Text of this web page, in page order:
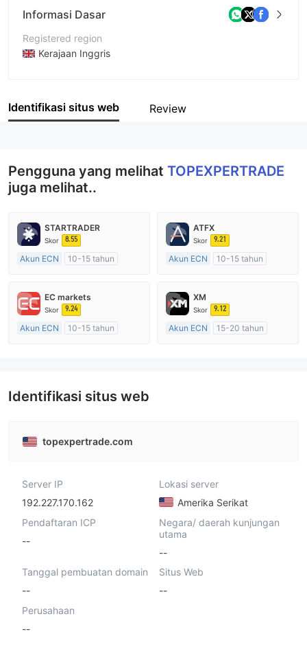
Informasi Dasar
Registered region
Kerajaan Inggris
Nama perusahaan
Identifikasi situs web Review
Pengguna yang melihat TOPEXPERTRADE
juga melihat..
STARTRADER
Skor 8.55
Akun ECN
10-15 tahun
Market Maker (MM)
Lisensi Penuh MT4
ATFX
Skor 9.21
Akun ECN
10-15 tahun
Market Maker (MM)
Lisensi Penuh MT4
EC markets
Skor 9.24
Akun ECN
10-15 tahun
XM
Skor 9.12
Akun ECN
15-20 tahun
Identifikasi situs web
topexpertrade.com
Server IP
192.227.170.162
Lokasi server
Amerika Serikat
Pendaftaran ICP
--
Negara/ daerah kunjungan
utama
--
Tanggal pembuatan domain
--
Situs Web
--
Perusahaan
--